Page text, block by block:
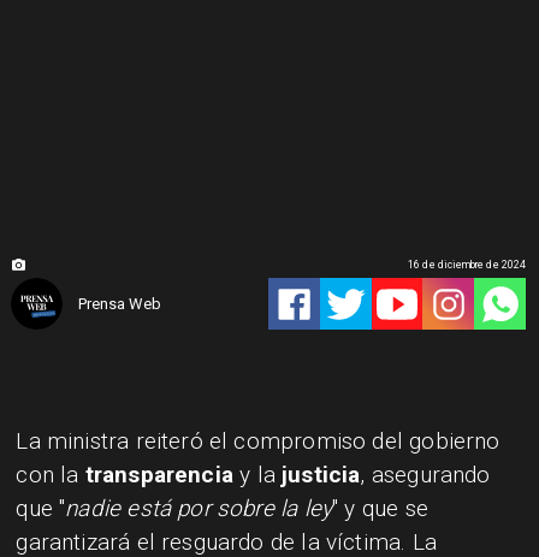
Prensa Web
16 de diciembre de 2024
La ministra reiteró el compromiso del gobierno
con la transparenciay la justicia, asegurando
que "nadie está por sobre la ley" y que se
garantizará el resguardo de la víctima. La